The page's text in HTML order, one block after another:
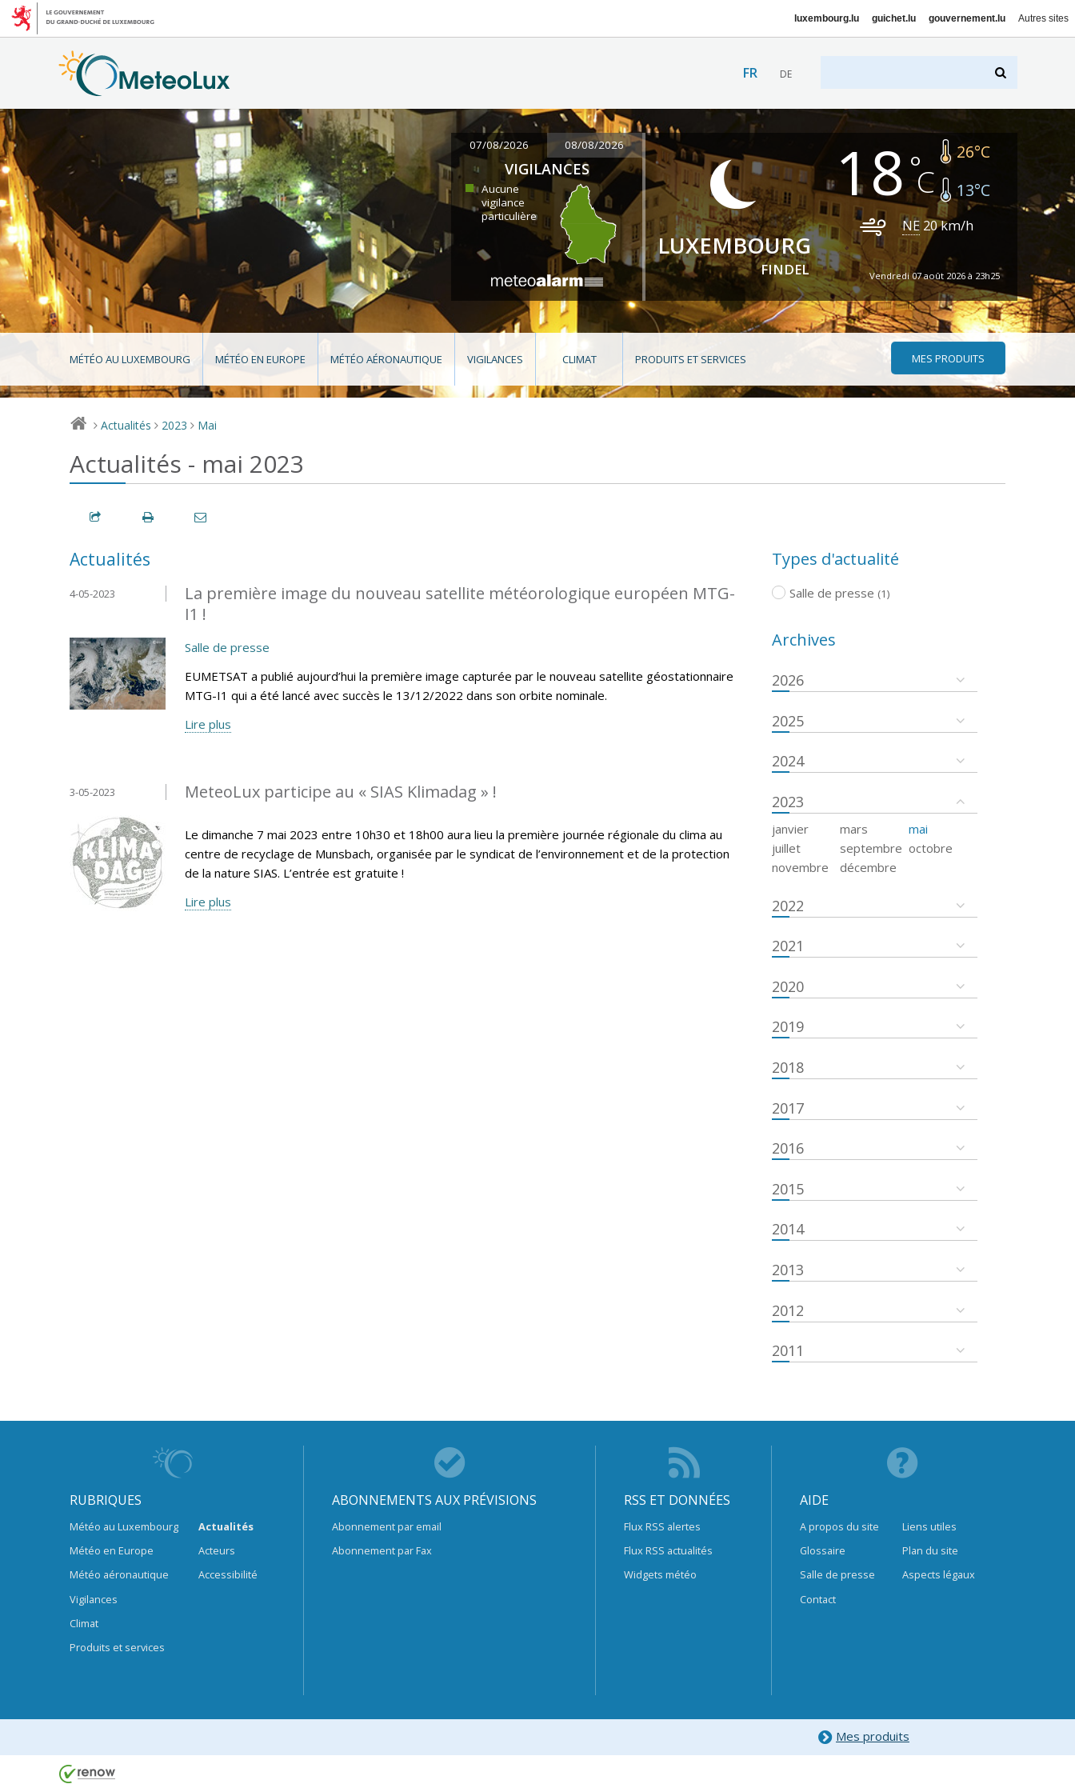
luxembourg.lu guichet.lu gouvernement.lu Autres sites
FR DE
07/08/2026 08/08/2026
VIGILANCES
Aucune
vigilance
particulière
LUXEMBOURG
FINDEL
18 26°C
13°C
NE 20km/h
Vendredi 07 août 2026 à 23h25
MÉTÉO AU LUXEMBOURG MÉTÉO EN EUROPE MÉTÉO AÉRONAUTIQUE VIGILANCES CLIMAT PRODUITS ET SERVICES MES PRODUITS
> Actualités > 2023 > Mai
Actualités - mai 2023
Actualités
La première image du nouveau satellite météorologique européen MTG-
I1 !
4-05-2023
Salle de presse
EUMETSAT a publié aujourd’hui la première image capturée par le nouveau satellite géostationnaire
MTG-I1 qui a été lancé avec succès le 13/12/2022 dans son orbite nominale.
Lire plus
MeteoLux participe au « SIAS Klimadag » !
3-05-2023
Le dimanche 7 mai 2023 entre 10h30 et 18h00 aura lieu la première journée régionale du clima au
centre de recyclage de Munsbach, organisée par le syndicat de l’environnement et de la protection
de la nature SIAS. L’entrée est gratuite !
Lire plus
Types d'actualité
Salle de presse (1)
Archives
2026
2025
2024
2023
janvier mars
mai
juillet
septembre octobre
novembre
décembre
2022
2021
2020
2019
2018
2017
2016
2015
2014
2013
2012
2011
RUBRIQUES
Météo au Luxembourg
Météo en Europe
Météo aéronautique
Vigilances
Climat
Produits et services
Actualités
Acteurs
Accessibilité
ABONNEMENTS AUX PRÉVISIONS
Abonnement par email
Abonnement par Fax
RSS ET DONNÉES
Flux RSS alertes
Flux RSS actualités
Widgets météo
AIDE
A propos du site
Glossaire
Salle de presse
Contact
Liens utiles
Plan du site
Aspects légaux
Mes produits